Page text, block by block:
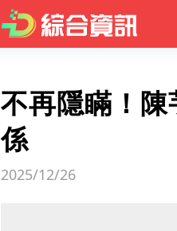
不再隱瞞！
係
2025/12/26